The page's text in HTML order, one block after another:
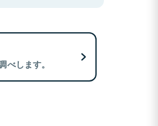
します。